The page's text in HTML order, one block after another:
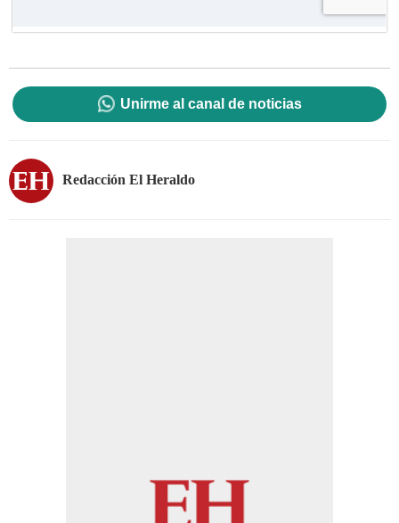
Unirme al canal de noticias
Redacción El Heraldo